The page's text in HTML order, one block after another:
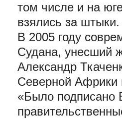
том числе и на
взялись за штыки.
В 2005 году
Судана, унесший
Александр
Северной Африки
«Было подписано